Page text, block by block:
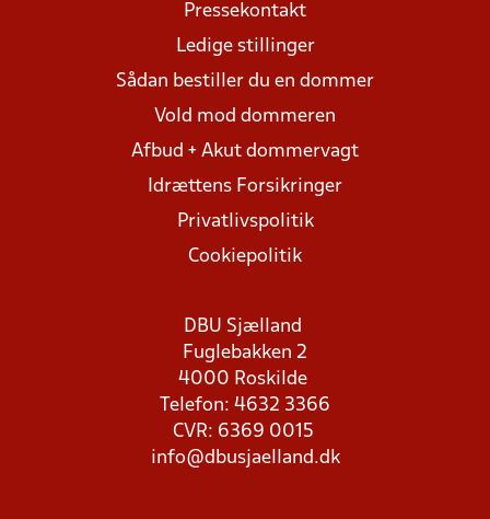
Pressekontakt
Ledige stillinger
Sådan bestiller du en dommer
Vold mod dommeren
Afbud + Akut dommervagt
Idrættens Forsikringer
Privatlivspolitik
Cookiepolitik
DBU Sjælland
Fuglebakken 2
4000 Roskilde
Telefon: 4632 3366
CVR: 6369 0015
info@dbusjaelland.dk